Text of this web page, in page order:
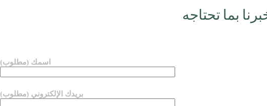
بما تحتاجه
اسمك (مطلوب)
بريدك الإلكتروني (مطلوب)